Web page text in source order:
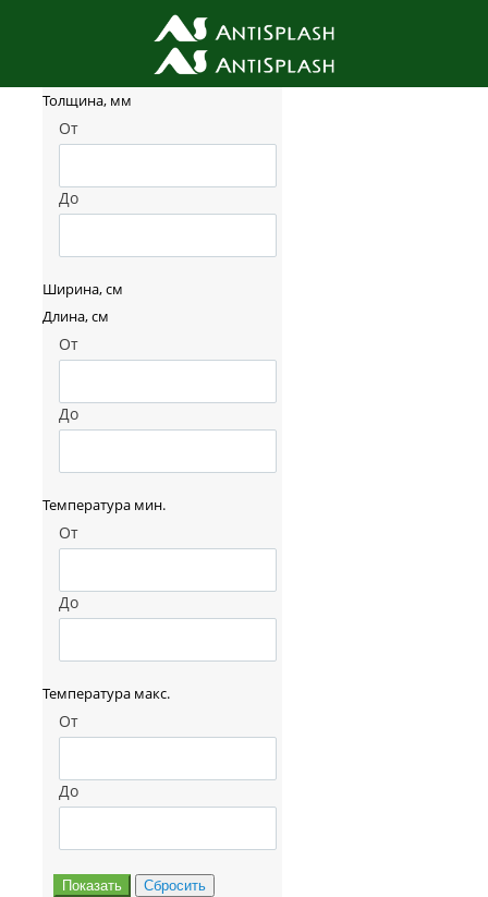
Фильтр товаров
Толщина, мм
От
До
Ширина, см
Длина, см
От
До
Температура мин.
От
До
Температура макс.
От
До